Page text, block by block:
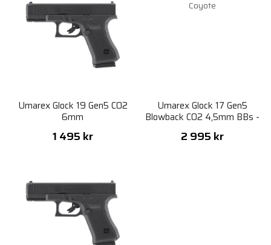
Umarex Glock 19 Gen5 CO2
6mm
1 495 kr
Umarex Glock 17 Gen5
Blowback CO2 4,5mm BBs -
2 995 kr